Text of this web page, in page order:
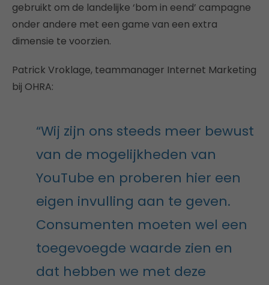
gebruikt om de landelijke ‘bom in eend’ campagne
onder andere met een game van een extra
dimensie te voorzien.
Patrick Vroklage, teammanager Internet Marketing
bij OHRA:
“Wij zijn ons steeds meer bewust
van de mogelijkheden van
YouTube en proberen hier een
eigen invulling aan te geven.
Consumenten moeten wel een
toegevoegde waarde zien en
dat hebben we met deze